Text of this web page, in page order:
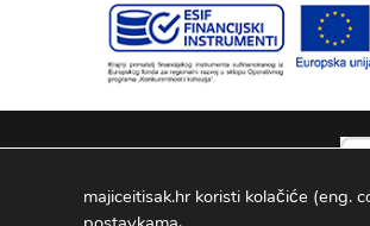
majiceitisak.hr koristi kolačiće (eng.
.